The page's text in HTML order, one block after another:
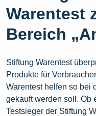
Warentest
Bereich
Stiftung Warentest
Produkte für
Warentest helfen so bei
gekauft werden soll. Ob
Testsieger der Stiftung